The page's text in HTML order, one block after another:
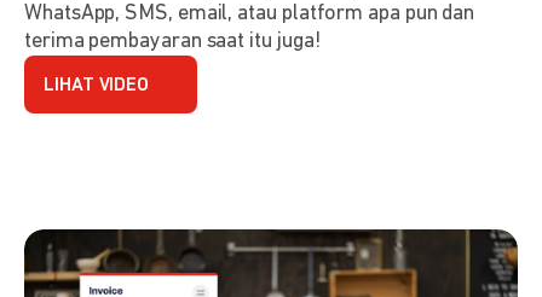
WhatsApp, SMS, email, atau platform apa pun dan
terima pembayaran saat itu juga!
LIHAT VIDEO